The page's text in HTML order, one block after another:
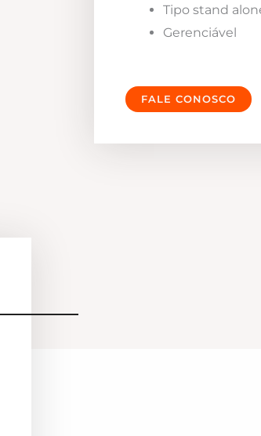
Tipo stand
Gerenciável
FALE CONOSCO